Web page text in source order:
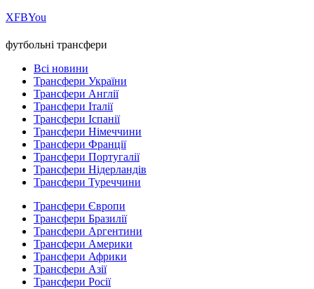
ХFBYou
футбольні трансфери
Всі новини
Трансфери України
Трансфери Англії
Трансфери Італії
Трансфери Іспанії
Трансфери Німеччини
Трансфери Франції
Трансфери Португалії
Трансфери Нідерландів
Трансфери Туреччини
Трансфери Європи
Трансфери Бразилії
Трансфери Аргентини
Трансфери Америки
Трансфери Африки
Трансфери Азії
Трансфери Росії